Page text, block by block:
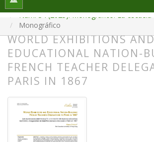
Inicio
Núm. 34 (2025): Monográfico: La
Monográfico
WORLD EXHIBITIONS
EDUCATIONAL NATION-
FRENCH TEACHER
PARIS IN 1867